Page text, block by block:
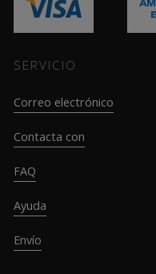
SERVICIO
Correo electrónico
Contacta con
FAQ
Ayuda
Envío